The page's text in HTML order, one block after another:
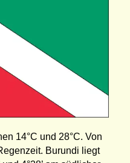
14°C und 28°C. Von
Burundi liegt